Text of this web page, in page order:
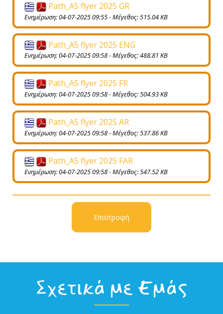
Path_A5 flyer 2025 GR
Ενημέρωση: 04-07-2025 09:55 - Μέγεθος: 515.04 KB
Path_A5 flyer 2025 ENG
Ενημέρωση: 04-07-2025 09:58 - Μέγεθος: 488.81 KB
Path_A5 flyer 2025 FR
Ενημέρωση: 04-07-2025 09:58 - Μέγεθος: 504.93 KB
Path_A5 flyer 2025 AR
Ενημέρωση: 04-07-2025 09:58 - Μέγεθος: 537.86 KB
Path_A5 flyer 2025 FAR
Ενημέρωση: 04-07-2025 09:58 - Μέγεθος: 547.52 KB
Επιστροφή
Σχετικά με Εμάς